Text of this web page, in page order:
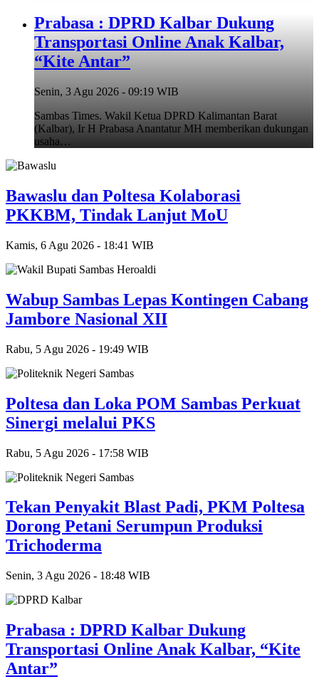
Prabasa : DPRD Kalbar Dukung
Transportasi Online Anak Kalbar,
“Kite Antar”
Senin, 3 Agu 2026 - 09:19 WIB
Sambas Times. Wakil Ketua DPRD Kalimantan Barat
(Kalbar), Ir H Prabasa Anantatur MH memberikan dukungan
usaha…
Bawaslu dan Poltesa Kolaborasi
PKKBM, Tindak Lanjut MoU
Kamis, 6 Agu 2026 - 18:41 WIB
Wabup Sambas Lepas Kontingen Cabang
Jambore Nasional XII
Rabu, 5 Agu 2026 - 19:49 WIB
Poltesa dan Loka POM Sambas Perkuat
Sinergi melalui PKS
Rabu, 5 Agu 2026 - 17:58 WIB
Tekan Penyakit Blast Padi, PKM Poltesa
Dorong Petani Serumpun Produksi
Trichoderma
Senin, 3 Agu 2026 - 18:48 WIB
Prabasa : DPRD Kalbar Dukung
Transportasi Online Anak Kalbar, “Kite
Antar”